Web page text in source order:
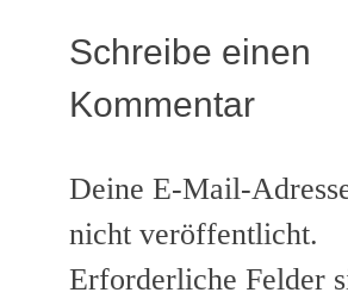
Schreibe einen
Kommentar
Deine E-Mail-
nicht veröffentlicht.
Erforderliche Felder